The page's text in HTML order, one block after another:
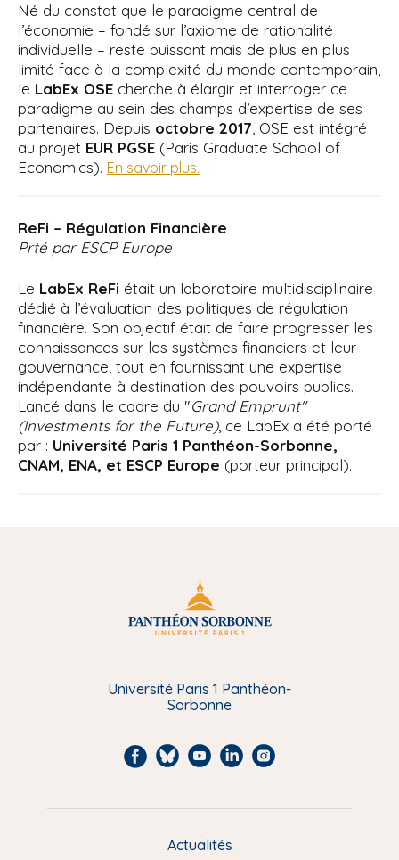
Né du constat que le paradigme central de
l’économie – fondé sur l’axiome de rationalité
individuelle – reste puissant mais de plus en plus
limité face à la complexité du monde contemporain,
le LabEx OSE cherche à élargir et interroger ce
paradigme au sein des champs d’expertise de ses
partenaires. Depuis octobre 2017 , OSE est intégré
au projet EUR PGSE (Paris Graduate School of
Economics). En savoir plus.
ReFi – Régulation Financière
Prté par ESCP Europe
Le LabEx ReFi était un laboratoire multidisciplinaire
dédié à l’évaluation des politiques de régulation
financière. Son objectif était de faire progresser les
connaissances sur les systèmes financiers et leur
gouvernance, tout en fournissant une expertise
indépendante à destination des pouvoirs publics.
Lancé dans le cadre du "Grand Emprunt"
(Investments for the Future), ce LabEx a été porté
par : Université Paris 1 Panthéon-Sorbonne,
CNAM, ENA, et ESCP Europe (porteur principal).
Université Paris 1 Panthéon-
Sorbonne
F
c
B
u
e
Y
u
t
L
n
k
I
s
Actualités